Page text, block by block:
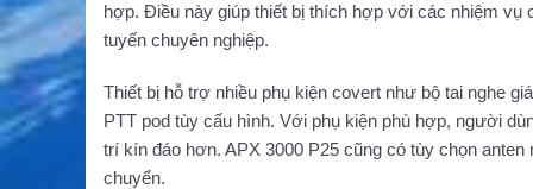
hợp. Điều này giúp thiết bị thích hợp với các nhiệm
tuyến chuyên nghiệp.
Thiết bị hỗ trợ nhiều phụ kiện covert như bộ tai nghe
PTT pod tùy cấu hình. Với phụ kiện phù hợp, người
trí kín đáo hơn. APX 3000 P25 cũng có tùy chọn
chuyển.